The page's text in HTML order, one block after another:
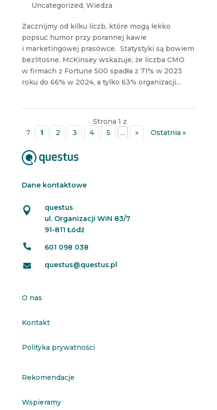
Uncategorized, Wiedza
Zacznijmy od kilku liczb, które mogą lekko
popsuć humor przy porannej kawie
i marketingowej prasówce. Statystyki są bowiem
bezlitosne. McKinsey wskazuje, że liczba CMO
w firmach z Fortune 500 spadła z 71% w 2023
roku do 66% w 2024, a tylko 63% organizacji...
Strona 1 z
7
1 2 3 4 5 ... » Ostatnia »
Dane kontaktowe

questus
ul. Organizacji WiN 83/7
91-811 Łódź
 601 098 038
 questus@questus.pl
O nas
Kontakt
Polityka prywatności
Rekomendacje
Wspieramy